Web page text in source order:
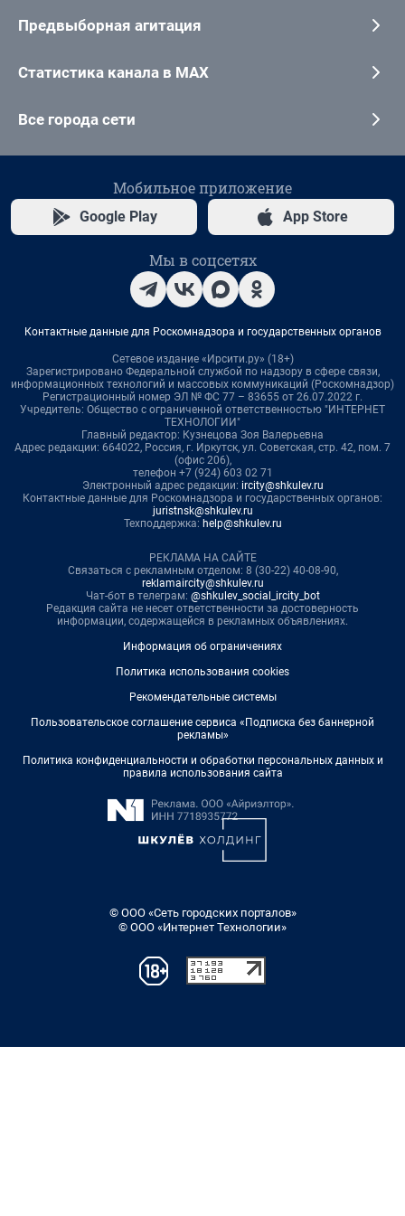
Предвыборная агитация
Статистика канала в MAX
Все города сети
Мобильное приложение
Google Play App Store
Мы в соцсетях
Контактные данные для Роскомнадзора и государственных органов
Сетевое издание «Ирсити.ру» (18+)
Зарегистрировано Федеральной службой по надзору в сфере связи,
информационных технологий и массовых коммуникаций (Роскомнадзор)
Регистрационный номер ЭЛ № ФС 77 – 83655 от 26.07.2022 г.
Учредитель: Общество с ограниченной ответственностью "ИНТЕРНЕТ
ТЕХНОЛОГИИ"
Главный редактор: Кузнецова Зоя Валерьевна
Адрес редакции: 664022, Россия, г. Иркутск, ул. Советская, стр. 42, пом. 7
(офис 206),
телефон +7 (924) 603 02 71
Электронный адрес редакции: ircity@shkulev.ru
Контактные данные для Роскомнадзора и государственных органов:
juristnsk@shkulev.ru
Техподдержка: help@shkulev.ru
РЕКЛАМА НА САЙТЕ
Связаться с рекламным отделом: 8 (30-22) 40-08-90,
reklamaircity@shkulev.ru
Чат-бот в телеграм: @shkulev_social_ircity_bot
Редакция сайта не несет ответственности за достоверность
информации, содержащейся в рекламных объявлениях.
Информация об ограничениях
Политика использования cookies
Рекомендательные системы
Пользовательское соглашение сервиса «Подписка без баннерной
рекламы»
Политика конфиденциальности и обработки персональных данных и
правила использования сайта
© ООО «Сеть городских порталов»
© ООО «Интернет Технологии»